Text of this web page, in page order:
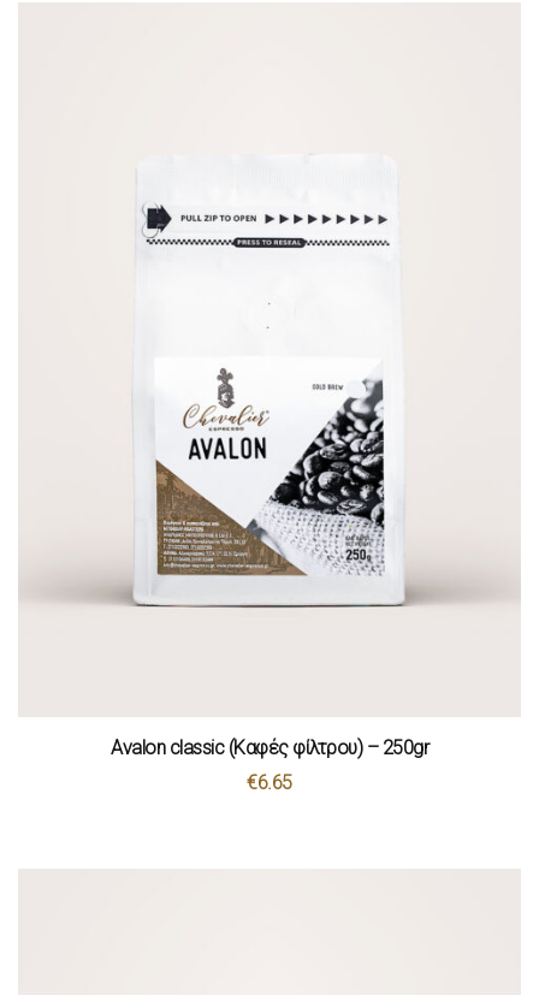
Avalon classic (Καφές φίλτρου) – 250gr
€6.65